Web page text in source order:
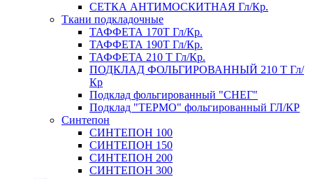
СЕТКА АНТИМОСКИТНАЯ Гл/Кр.
Ткани подкладочные
ТАФФЕТА 170Т Гл/Кр.
ТАФФЕТА 190Т Гл/Кр.
ТАФФЕТА 210 Т Гл/Кр.
ПОДКЛАД ФОЛЬГИРОВАННЫЙ 210 Т Гл/
Кр
Подклад фольгированный "СНЕГ"
Подклад "ТЕРМО" фольгированный ГЛ/КР
Синтепон
СИНТЕПОН 100
СИНТЕПОН 150
СИНТЕПОН 200
СИНТЕПОН 300